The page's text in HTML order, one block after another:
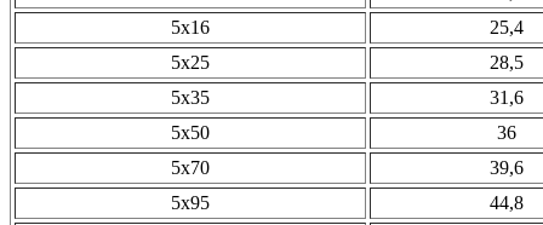
5х16
25,4
5х25
28,5
5х35
31,6
5х50
36
5х70
39,6
5х95
44,8